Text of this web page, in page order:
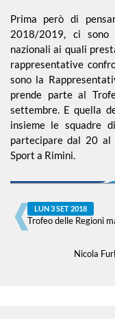
Prima però di
2018/2019, ci sono
nazionali ai quali
rappresentative
sono la
prende parte al
settembre. E quella
insieme le squadre
partecipare dal 20
Sport a Rimini.
LUN 3 SET 2018
Trofeo delle Regioni
Nicola